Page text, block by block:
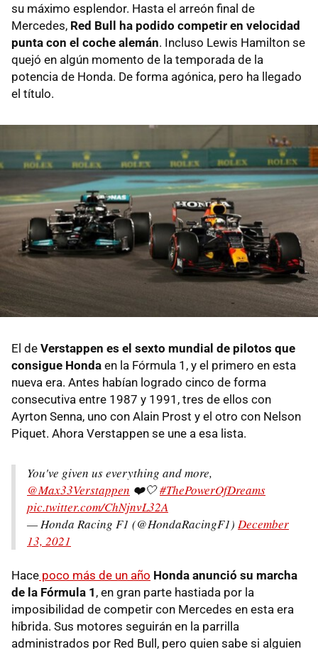
su máximo esplendor. Hasta el arreón final de
Mercedes, Red Bull ha podido competir en velocidad
punta con el coche alemán. Incluso Lewis Hamilton se
quejó en algún momento de la temporada de la
potencia de Honda. De forma agónica, pero ha llegado
el título.
El de Verstappen es el sexto mundial de pilotos que
consigue Honda en la Fórmula 1, y el primero en esta
nueva era. Antes habían logrado cinco de forma
consecutiva entre 1987 y 1991, tres de ellos con
Ayrton Senna, uno con Alain Prost y el otro con Nelson
Piquet. Ahora Verstappen se une a esa lista.
You've given us everything and more,
@Max33Verstappen ❤️🤍#ThePowerOfDreams
pic.twitter.com/ChNjnvL32A
— Honda Racing F1 (@HondaRacingF1) December
13, 2021
Hace poco más de un año Honda anunció su marcha
de la Fórmula 1 , en gran parte hastiada por la
imposibilidad de competir con Mercedes en esta era
híbrida. Sus motores seguirán en la parrilla
administrados por Red Bull, pero quien sabe si alguien